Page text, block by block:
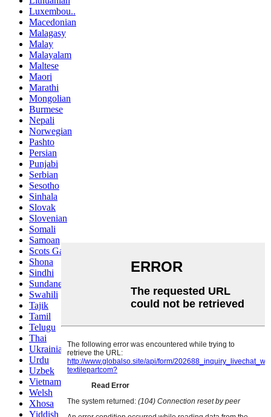
Luxembou..
Macedonian
Malagasy
Malay
Malayalam
Maltese
Maori
Marathi
Mongolian
Burmese
Nepali
Norwegian
Pashto
Persian
Punjabi
Serbian
Sesotho
Sinhala
Slovak
Slovenian
Somali
Samoan
Scots Gaelic
Shona
Sindhi
Sundanese
Swahili
Tajik
Tamil
Telugu
Thai
Ukrainian
Urdu
Uzbek
Vietnamese
Welsh
Xhosa
Yiddish